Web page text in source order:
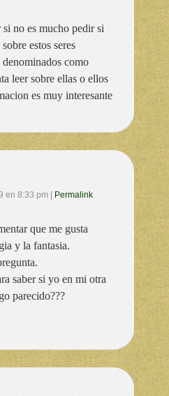
no es mucho pedir si
estos seres
denominados como
leer sobre ellas o ellos
es muy interesante
en 8:33 pm Permalink
que me gusta
y la fantasia.
saber si yo en mi otra
parecido???